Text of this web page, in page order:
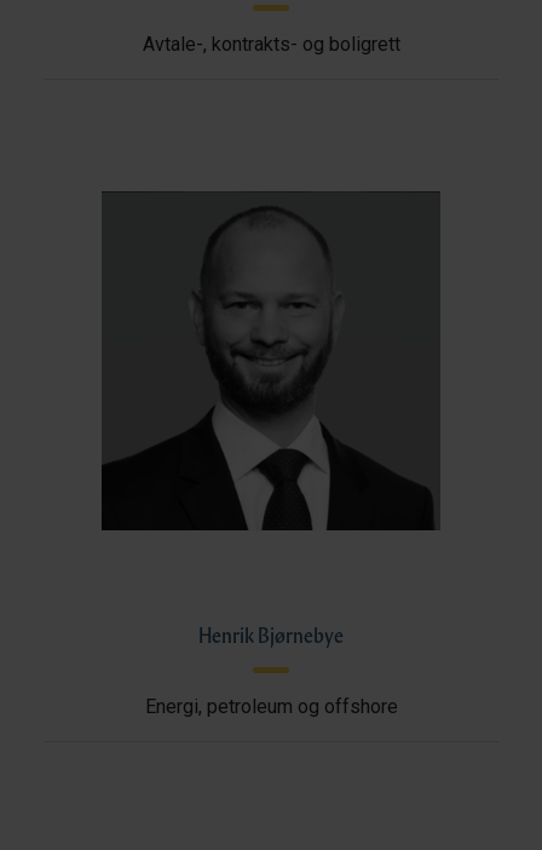
Avtale-, kontrakts- og boligrett
Henrik Bjørnebye
Energi, petroleum og offshore